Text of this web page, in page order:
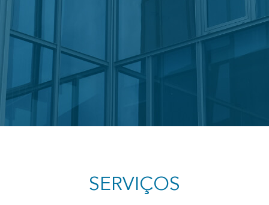
SERVIÇOS